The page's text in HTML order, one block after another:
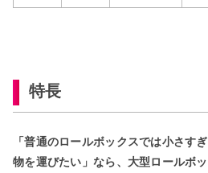
特長
「普通のロールボックスでは小さす
物を運びたい」なら、大型ロールボ